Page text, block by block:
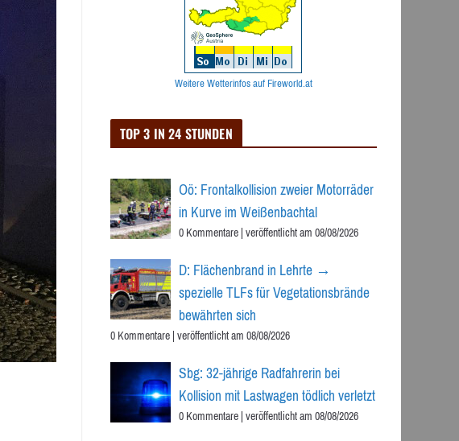
Weitere Wetterinfos auf Fireworld.at
TOP 3 IN 24 STUNDEN
Oö: Frontalkollision zweier Motorräder
in Kurve im Weißenbachtal
0 Kommentare|veröffentlicht am 08/08/2026
D: Flächenbrand in Lehrte →
spezielle TLFs für Vegetationsbrände
bewährten sich
0 Kommentare|veröffentlicht am 08/08/2026
Sbg: 32-jährige Radfahrerin bei
Kollision mit Lastwagen tödlich verletzt
0 Kommentare|veröffentlicht am 08/08/2026